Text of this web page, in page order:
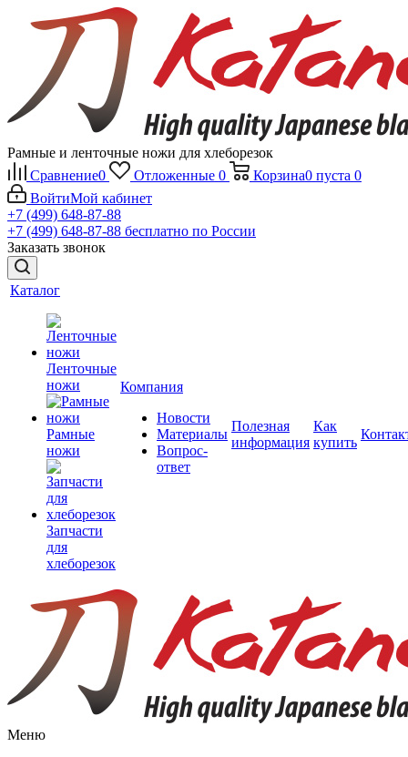
Рамные и ленточные ножи для хлеборезок
Сравнение0 Отложенные 0 Корзина0 пуста 0
ВойтиМой кабинет
+7 (499) 648-87-88
+7 (499) 648-87-88 бесплатно по России
Заказать звонок
Каталог
Ленточные
ножи
Рамные
ножи
Запчасти
для
хлеборезок
Компания
Новости
Материалы
Вопрос-
ответ
Полезная
информация
Как
купить
Меню